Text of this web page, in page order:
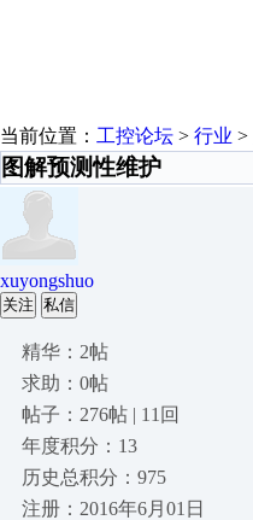
当前位置： 工控论坛 > 行业 >
图解预测性维护
xuyongshuo
关注 私信
精华：2帖
求助：0帖
帖子：276帖 | 11回
年度积分：13
历史总积分：975
注册：2016年6月01日